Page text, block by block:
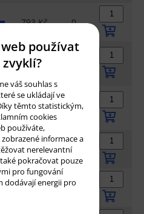
793 Kč 0
662 Kč
513 Kč
793 Kč
506 Kč
7
698 Kč 0
785 Kč 0
používat
váš souhlas s
se ukládají ve
těmto statistickým,
cookies
používáte,
informace a
nerelevantní
pokračovat pouze
pro fungování
dodávají energii pro